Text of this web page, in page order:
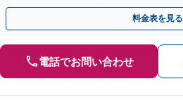
【休日夜間／オンライン相談OK】
料金表を見る
電話でお問い合わせ